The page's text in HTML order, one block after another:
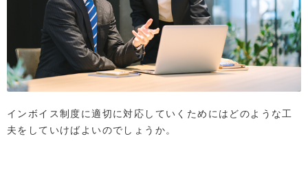
インボイス制度に適切に対応していくためにはどのような工
夫をしていけばよいのでしょうか。